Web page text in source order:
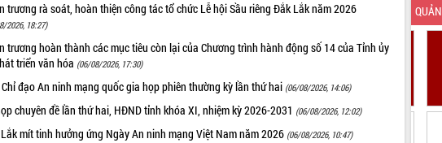
trương rà soát, hoàn thiện công tác tổ chức Lễ hội Sầu riêng Đắk Lắk năm 2026
2026, 18:27)
trương hoàn thành các mục tiêu còn lại của Chương trình hành động số 14 của Tỉnh ủy
triển văn hóa (06/08/2026, 17:30)
đạo An ninh mạng quốc gia họp phiên thường kỳ lần thứ hai (06/08/2026, 14:06)
chuyên đề lần thứ hai, HĐND tỉnh khóa XI, nhiệm kỳ 2026-2031 (06/08/2026, 12:02)
mít tinh hưởng ứng Ngày An ninh mạng Việt Nam năm 2026 (06/08/2026, 10:47)